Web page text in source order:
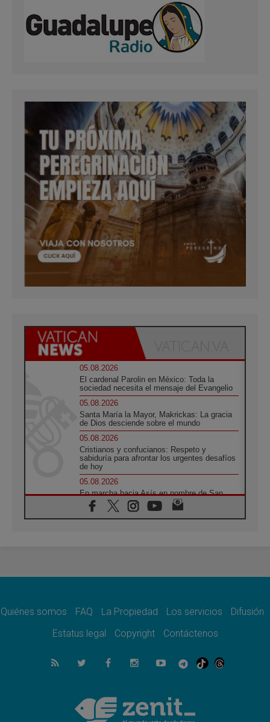
05.08.2026
El cardenal Parolin en México: Toda la
sociedad necesita el mensaje del Evangelio
05.08.2026
Santa María la Mayor, Makrickas: La gracia
de Dios desciende sobre el mundo
05.08.2026
Cristianos y confucianos: Respeto y
sabiduría para afrontar los urgentes desafíos
de hoy
05.08.2026
En marcha hacia Asís en nombre de San
Francisco, a la espera de León
05.08.2026
quienes bendicen la guerra
Ucrania: Ataque masivo en Kyiv durante la
05.08.2026
Colombo: "La visita del Papa a Argentina
05.08.2026
Iglesia en Uruguay: la visita del Papa
Quiénes somos FAQ La Propiedad Los servicios
Difusión
Estatus legal
Copyright Contáctenos